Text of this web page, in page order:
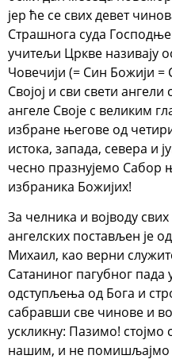
јер ће се свих девет
Страшнога суда
учитељи Цркве називају
Човечији (= Син Божији =
Својој и сви свети
ангеле Своје с великим
избране његове од
истока, запада, севера и
чесно празнујемо Сабор
избраника Божијих!
За челника и војводу
ангелских постављен је
Михаил, као верни
Сатаниног пагубног пада
одступљења од Бога и
сабравши све чинове и
ускликну: Пазимо!
нашим, и не помишљајмо